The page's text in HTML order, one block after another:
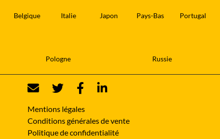
Belgique Italie Japon Pays-Bas Portugal
Pologne Russie
Mentions légales
Conditions générales de vente
Politique de confidentialité